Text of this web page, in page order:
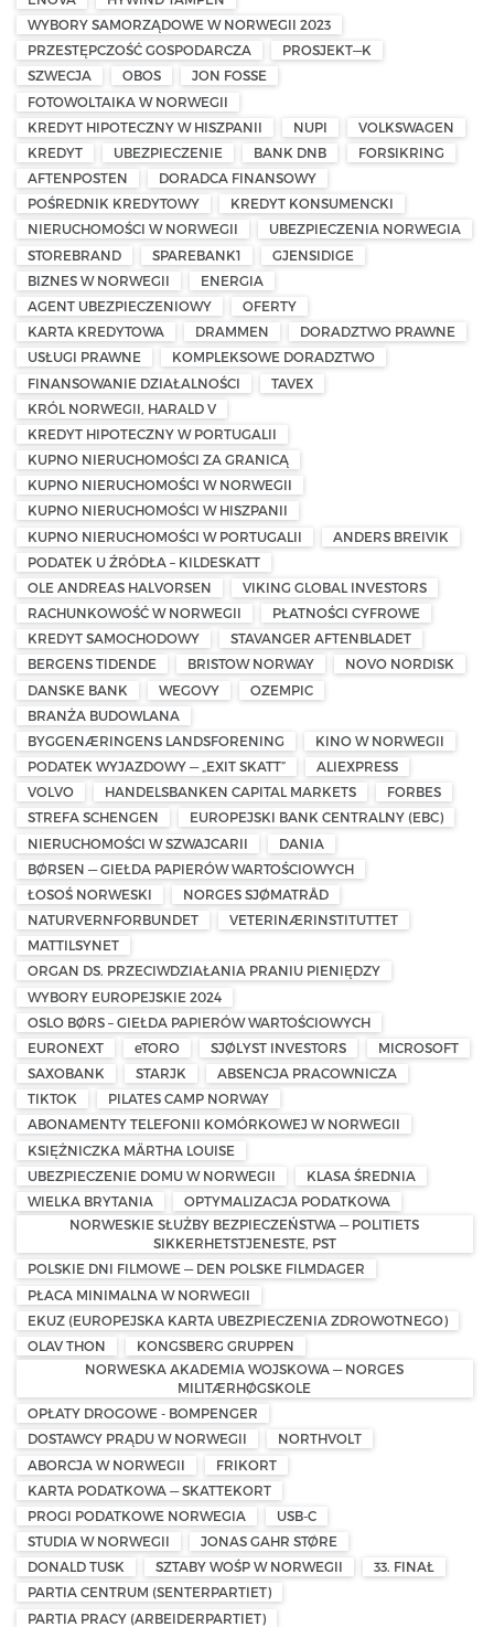
WYBORY SAMORZĄDOWE W NORWEGII 2023
PRZESTĘPCZOŚĆ GOSPODARCZA
PROSJEKT—K
SZWECJA
OBOS
JON FOSSE
FOTOWOLTAIKA W NORWEGII
KREDYT HIPOTECZNY W HISZPANII
NUPI
VOLKSWAGEN
KREDYT
UBEZPIECZENIE BANK DNB
FORSIKRING
AFTENPOSTEN
DORADCA FINANSOWY
POŚREDNIK KREDYTOWY
KREDYT KONSUMENCKI
NIERUCHOMOŚCI W NORWEGII
UBEZPIECZENIA NORWEGIA
STOREBRAND
SPAREBANK1
GJENSIDIGE
BIZNES W NORWEGII
ENERGIA
AGENT UBEZPIECZENIOWY
OFERTY
KARTA KREDYTOWA
DRAMMEN
DORADZTWO PRAWNE
USŁUGI PRAWNE
KOMPLEKSOWE DORADZTWO
FINANSOWANIE DZIAŁALNOŚCI
TAVEX
KRÓL NORWEGII, HARALD V
KREDYT HIPOTECZNY W PORTUGALII
KUPNO NIERUCHOMOŚCI ZA GRANICĄ
KUPNO NIERUCHOMOŚCI W NORWEGII
KUPNO NIERUCHOMOŚCI W HISZPANII
KUPNO NIERUCHOMOŚCI W PORTUGALII
ANDERS BREIVIK
PODATEK U ŹRÓDŁA – KILDESKATT
OLE ANDREAS HALVORSEN
VIKING GLOBAL INVESTORS
RACHUNKOWOŚĆ W NORWEGII
PŁATNOŚCI CYFROWE
KREDYT SAMOCHODOWY
STAVANGER AFTENBLADET
BERGENS TIDENDE
BRISTOW NORWAY
NOVO NORDISK
DANSKE BANK
WEGOVY
OZEMPIC
BRANŻA BUDOWLANA
BYGGENÆRINGENS LANDSFORENING
KINO W NORWEGII
PODATEK WYJAZDOWY — „EXIT SKATT”
ALIEXPRESS
VOLVO
HANDELSBANKEN CAPITAL MARKETS
FORBES
STREFA SCHENGEN
EUROPEJSKI BANK CENTRALNY (EBC)
NIERUCHOMOŚCI W SZWAJCARII
DANIA
BØRSEN — GIEŁDA PAPIERÓW WARTOŚCIOWYCH
ŁOSOŚ NORWESKI
NORGES SJØMATRÅD
NATURVERNFORBUNDET
VETERINÆRINSTITUTTET
MATTILSYNET
ORGAN DS. PRZECIWDZIAŁANIA PRANIU PIENIĘDZY
WYBORY EUROPEJSKIE 2024
OSLO BØRS – GIEŁDA PAPIERÓW WARTOŚCIOWYCH
EURONEXT
eTORO SJØLYST INVESTORS
MICROSOFT
SAXOBANK
STARJK
ABSENCJA PRACOWNICZA
TIKTOK
PILATES CAMP NORWAY
ABONAMENTY TELEFONII KOMÓRKOWEJ W NORWEGII
KSIĘŻNICZKA MÄRTHA LOUISE
UBEZPIECZENIE DOMU W NORWEGII
KLASA ŚREDNIA
WIELKA BRYTANIA
OPTYMALIZACJA PODATKOWA
NORWESKIE SŁUŻBY BEZPIECZEŃSTWA — POLITIETS
SIKKERHETSTJENESTE, PST
POLSKIE DNI FILMOWE — DEN POLSKE FILMDAGER
PŁACA MINIMALNA W NORWEGII
EKUZ (EUROPEJSKA KARTA UBEZPIECZENIA ZDROWOTNEGO)
OLAV THON
KONGSBERG GRUPPEN
NORWESKA AKADEMIA WOJSKOWA — NORGES
MILITÆRHØGSKOLE
OPŁATY DROGOWE - BOMPENGER
DOSTAWCY PRĄDU W NORWEGII
NORTHVOLT
ABORCJA W NORWEGII
FRIKORT
KARTA PODATKOWA — SKATTEKORT
PROGI PODATKOWE NORWEGIA
USB-C
STUDIA W NORWEGII
JONAS GAHR STØRE
DONALD TUSK
SZTABY WOŚP W NORWEGII
33. FINAŁ
PARTIA CENTRUM (SENTERPARTIET)
PARTIA PRACY (ARBEIDERPARTIET)